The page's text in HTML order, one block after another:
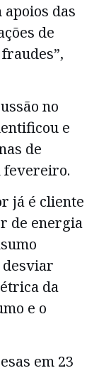
apoios das
de
no
e
de
fevereiro.
já é cliente
de energia
desviar
da
e o
em 23